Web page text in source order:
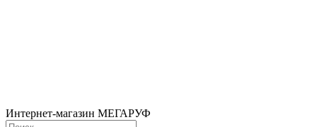
Интернет-магазин МЕГАРУФ